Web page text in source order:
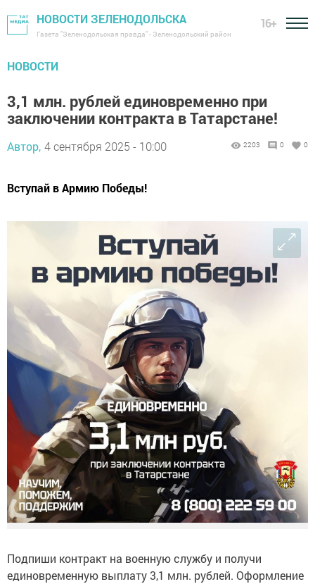
НОВОСТИ ЗЕЛЕНОДОЛЬСКА
Газета "Зеленодольская правда" - Зеленодольский район
16+
НОВОСТИ
3,1 млн. рублей единовременно при
заключении контракта в Татарстане!
Автор, 4 сентября 2025 - 10:00 2203 0 0
Вступай в Армию Победы!
Подпиши контракт на военную службу и получи
единовременную выплату 3,1 млн. рублей. Оформление